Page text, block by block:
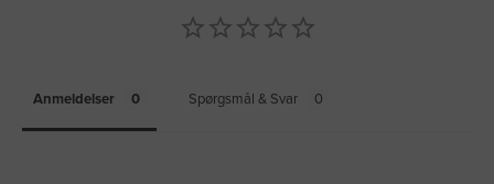
Anmeldelser Spørgsmål & Svar